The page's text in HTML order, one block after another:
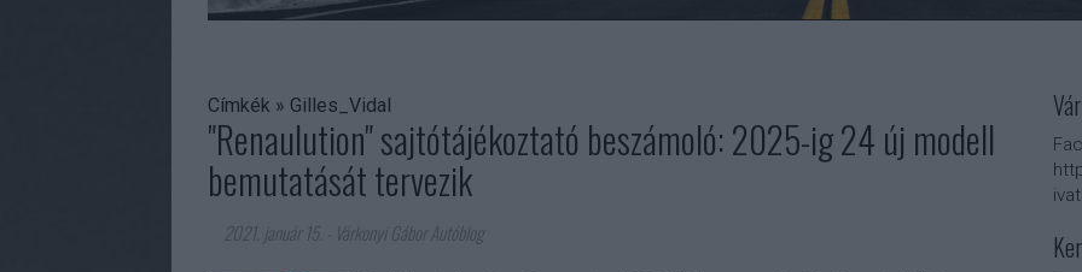
Címkék » Gilles_Vidal
"Renaulution" sajtótájékoztató beszámoló: 2025-ig 24 új modell
bemutatását tervezik
2021. január 15. Várkonyi Gábor Autóblog